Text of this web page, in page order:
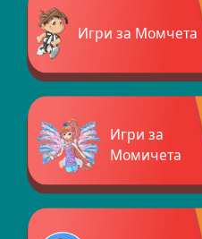
Игри за Момчета
Игри за
Момичета